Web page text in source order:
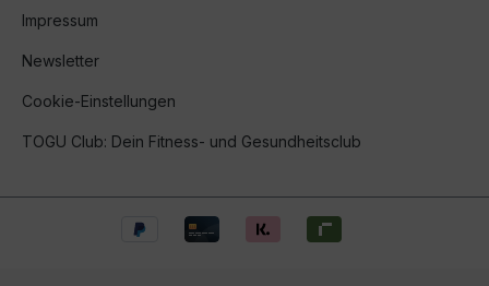
Impressum
Newsletter
Cookie-Einstellungen
TOGU Club: Dein Fitness- und Gesundheitsclub